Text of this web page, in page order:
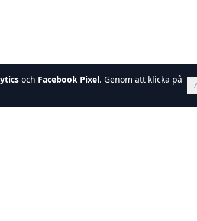
och Facebook Pixel. Genom att klicka på